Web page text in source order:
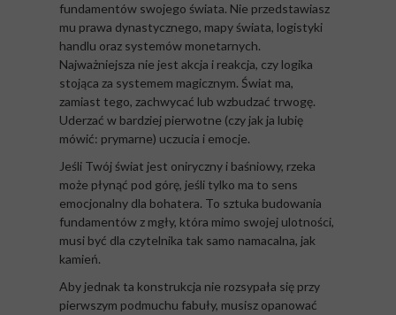
fundamentów swojego świata. Nie przedstawiasz
mu prawa dynastycznego, mapy świata, logistyki
handlu oraz systemów monetarnych.
Najważniejsza nie jest akcja i reakcja, czy logika
stojąca za systemem magicznym. Świat ma,
zamiast tego, zachwycać lub wzbudzać trwogę.
Uderzać w bardziej pierwotne (czy jak ja lubię
mówić: prymarne) uczucia i emocje.
Jeśli Twój świat jest oniryczny i baśniowy, rzeka
może płynąć pod górę, jeśli tylko ma to sens
emocjonalny dla bohatera. To sztuka budowania
fundamentów z mgły, która mimo swojej ulotności,
musi być dla czytelnika tak samo namacalna, jak
kamień.
Aby jednak ta konstrukcja nie rozsypała się przy
pierwszym podmuchu fabuły, musisz opanować